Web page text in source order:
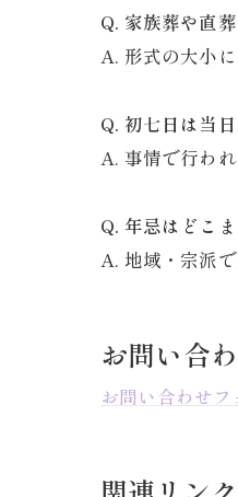
Q. 家族葬や直
A. 形式の大小に
Q. 初七日は当
A. 事情で行われ
Q. 年忌はどこ
A. 地域・宗派
お問い合
お問い合わせフ